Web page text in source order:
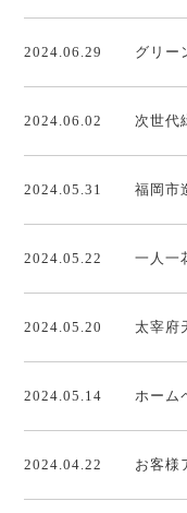
2024.06.29 グリ
2024.06.02 次世代
2024.05.31 福岡市
2024.05.22 一人一
2024.05.20 太宰府
2024.05.14 ホーム
2024.04.22 お客様